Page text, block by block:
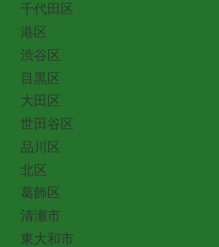
千代田区
港区
渋谷区
目黒区
大田区
世田谷区
品川区
北区
葛飾区
清瀬市
東大和市